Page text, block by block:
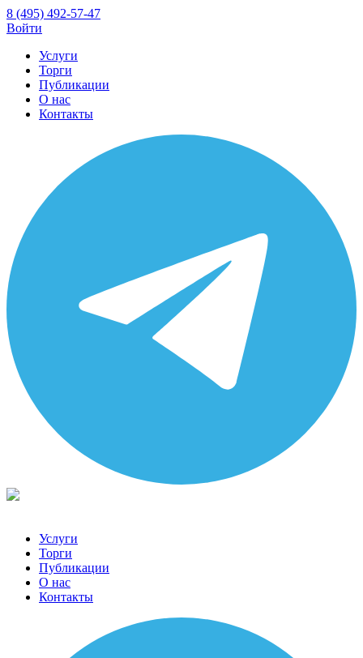
8 (495) 492-57-47
Войти
Услуги
Торги
Публикации
О нас
Контакты
Услуги
Торги
Публикации
О нас
Контакты